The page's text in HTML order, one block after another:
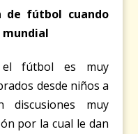
de fútbol cuando
mundial
el fútbol es muy
desde niños a
discusiones muy
por la cual le dan